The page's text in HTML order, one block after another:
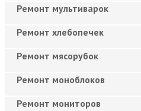
Ремонт мультиварок
Ремонт хлебопечек
Ремонт мясорубок
Ремонт моноблоков
Ремонт мониторов